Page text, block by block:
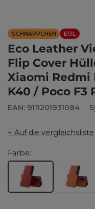
SCHNÄPPCHEN EOL
Eco Leather
Flip Cover
Xiaomi Redmi
K40 / Poco F3
EAN: 9111201931084
+ Auf die vergleichsliste
Farbe